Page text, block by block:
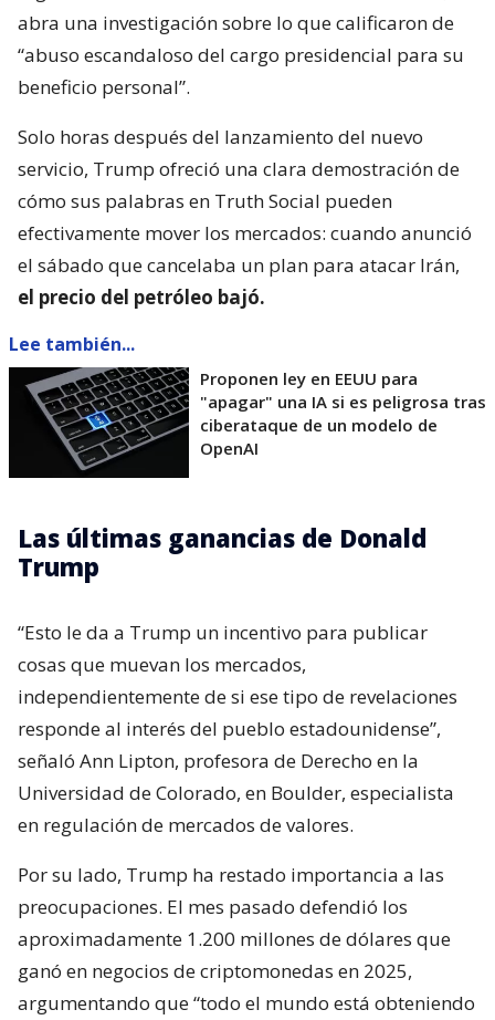
abra una investigación sobre lo que calificaron de
“abuso escandaloso del cargo presidencial para su
beneficio personal”.
Solo horas después del lanzamiento del nuevo
servicio, Trump ofreció una clara demostración de
cómo sus palabras en Truth Social pueden
efectivamente mover los mercados: cuando anunció
el sábado que cancelaba un plan para atacar Irán,
el precio del petróleo bajó.
Lee también...
Proponen ley en EEUU para
"apagar" una IA si es peligrosa tras
ciberataque de un modelo de
OpenAI
Las últimas ganancias de Donald
Trump
“Esto le da a Trump un incentivo para publicar
cosas que muevan los mercados,
independientemente de si ese tipo de revelaciones
responde al interés del pueblo estadounidense”,
señaló Ann Lipton, profesora de Derecho en la
Universidad de Colorado, en Boulder, especialista
en regulación de mercados de valores.
Por su lado, Trump ha restado importancia a las
preocupaciones. El mes pasado defendió los
aproximadamente 1.200 millones de dólares que
ganó en negocios de criptomonedas en 2025,
argumentando que “todo el mundo está obteniendo